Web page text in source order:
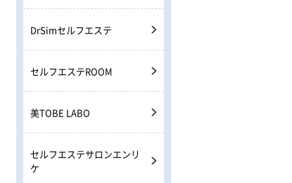
DrSimセルフエステ
セルフエステROOM
美TOBE LABO
セルフエステサロンエンリ
ケ